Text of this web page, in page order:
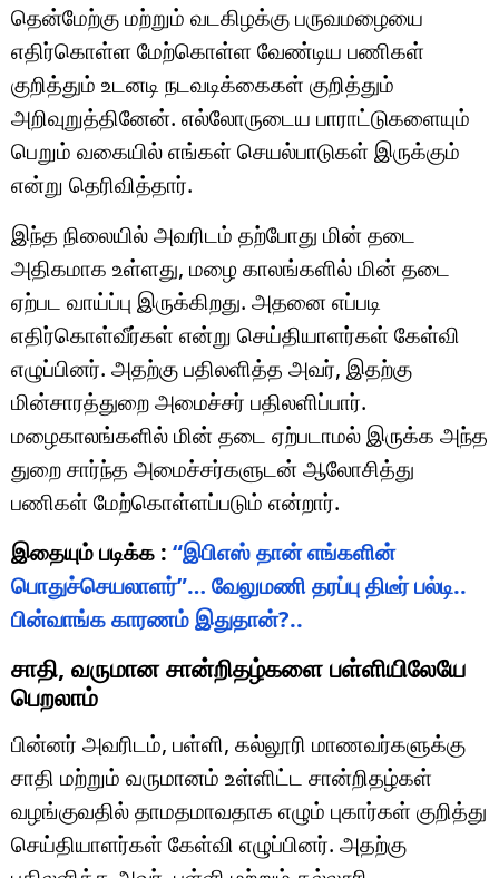
தென்மேற்கு மற்றும் வடகிழக்கு பருவமழையை
எதிர்கொள்ள மேற்கொள்ள வேண்டிய பணிகள்
குறித்தும் உடனடி நடவடிக்கைகள் குறித்தும்
அறிவுறுத்தினேன். எல்லோருடைய பாராட்டுகளையும்
பெறும் வகையில் எங்கள் செயல்பாடுகள் இருக்கும்
என்று தெரிவித்தார்.
இந்த நிலையில் அவரிடம் தற்போது மின் தடை
அதிகமாக உள்ளது, மழை காலங்களில் மின் தடை
ஏற்பட வாய்ப்பு இருக்கிறது. அதனை எப்படி
எதிர்கொள்வீர்கள் என்று செய்தியாளர்கள் கேள்வி
எழுப்பினர். அதற்கு பதிலளித்த அவர், இதற்கு
மின்சாரத்துறை அமைச்சர் பதிலளிப்பார்.
மழைகாலங்களில் மின் தடை ஏற்படாமல் இருக்க அந்த
துறை சார்ந்த அமைச்சர்களுடன் ஆலோசித்து
பணிகள் மேற்கொள்ளப்படும் என்றார்.
இதையும் படிக்க : “இபிஎஸ் தான் எங்களின்
பொதுச்செயலாளர்”… வேலுமணி தரப்பு திடீர் பல்டி..
பின்வாங்க காரணம் இதுதான்?..
சாதி, வருமான சான்றிதழ்களை பள்ளியிலேயே
பெறலாம்
பின்னர் அவரிடம், பள்ளி, கல்லூரி மாணவர்களுக்கு
சாதி மற்றும் வருமானம் உள்ளிட்ட சான்றிதழ்கள்
வழங்குவதில் தாமதமாவதாக எழும் புகார்கள் குறித்து
செய்தியாளர்கள் கேள்வி எழுப்பினர். அதற்கு